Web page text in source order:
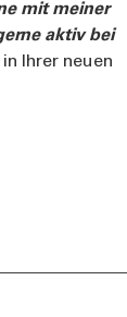
mit meiner
aktiv bei
Ihrer neuen